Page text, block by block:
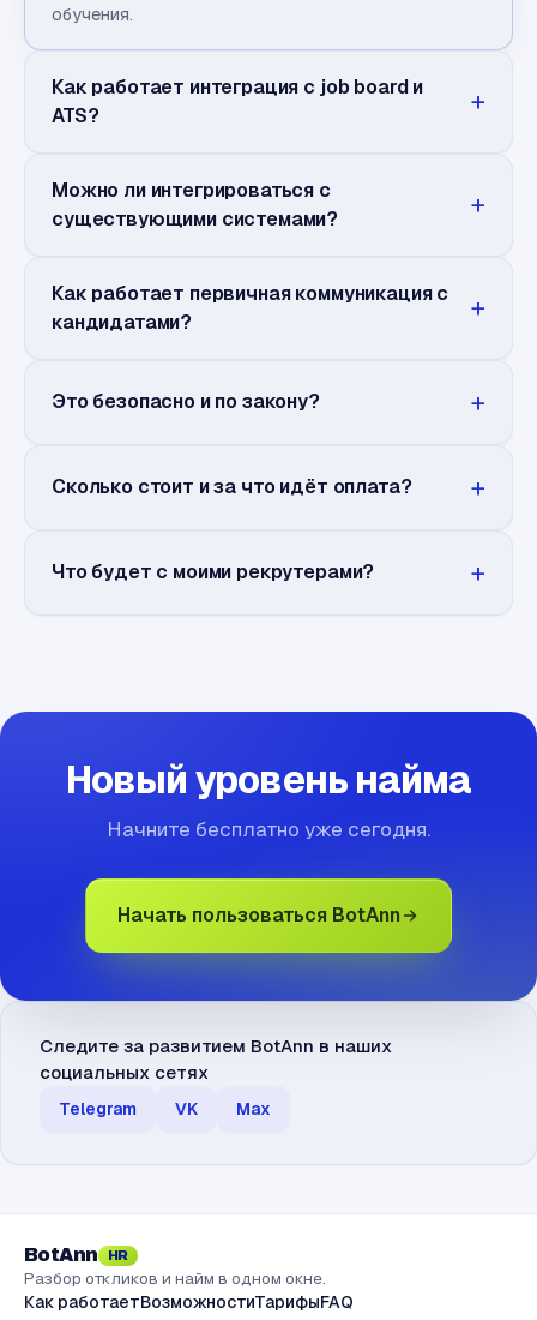
обучения.
Как работает интеграция с job board и
ATS?
Можно ли интегрироваться с
существующими системами?
Как работает первичная коммуникация с
кандидатами?
Это безопасно и по закону?
Сколько стоит и за что идёт оплата?
Что будет с моими рекрутерами?
Новый уровень найма
Начните бесплатно уже сегодня.
Начать пользоваться BotAnn
Следите за развитием BotAnn в наших
социальных сетях
Telegram VK Max
BotAnn HR
Разбор откликов и найм в одном окне.
Как работаетВозможностиТарифыFAQ